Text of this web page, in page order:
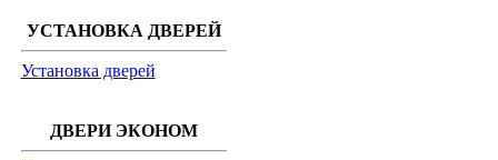
УСТАНОВКА ДВЕРЕЙ
Установка дверей
ДВЕРИ ЭКОНОМ